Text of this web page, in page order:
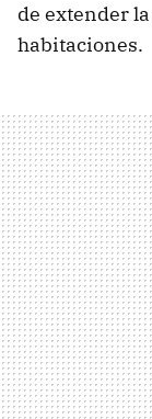
de extender
habitaciones.